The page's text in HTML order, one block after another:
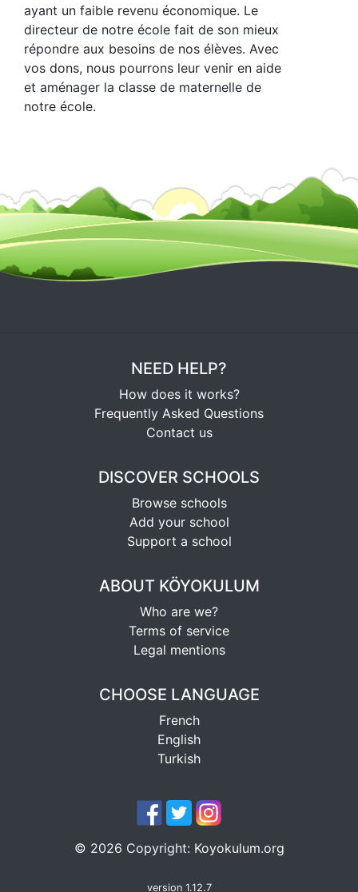
ayant un faible revenu économique. Le
directeur de notre école fait de son mieux
répondre aux besoins de nos élèves. Avec
vos dons, nous pourrons leur venir en aide
et aménager la classe de maternelle de
notre école.
NEED HELP?
How does it works?
Frequently Asked Questions
Contact us
DISCOVER SCHOOLS
Browse schools
Add your school
Support a school
ABOUT KÖYOKULUM
Who are we?
Terms of service
Legal mentions
CHOOSE LANGUAGE
French
English
Turkish
© 2026 Copyright: Koyokulum.org
version 1.12.7